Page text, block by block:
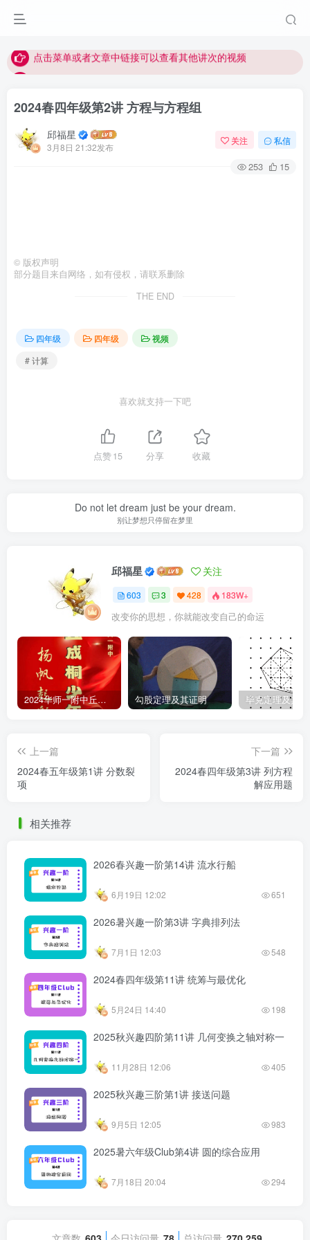
2024春四年级第2讲 方程与方程组
邱福星
3月8日 21:32发布
关注 私信
253 15
© 版权声明
部分题目来自网络，如有侵权，请联系删除
THE END
四年级 四年级
视频
# 计算
喜欢就支持一下吧
点赞15 分享 收藏
Do not let dream just be your dream.
别让梦想只停留在梦里
邱福星 关注
603 3 428 183W+
改变你的思想，你就能改变自己的命运
2024华师一附中丘班游园考试真题 勾股定理及其证明 毕克定理及其
上一篇
2024春五年级第1讲 分数裂
项
下一篇
2024春四年级第3讲 列方程
解应用题
相关推荐
2026春兴趣一阶第14讲 流水行船
6月19日 12:02 651
2026暑兴趣一阶第3讲 字典排列法
7月1日 12:03 548
2024春四年级第11讲 统筹与最优化
5月24日 14:40 198
2025秋兴趣四阶第11讲 几何变换之轴对称一
11月28日 12:06 405
2025秋兴趣三阶第1讲 接送问题
9月5日 12:05 983
2025暑六年级Club第4讲 圆的综合应用
7月18日 20:04 294